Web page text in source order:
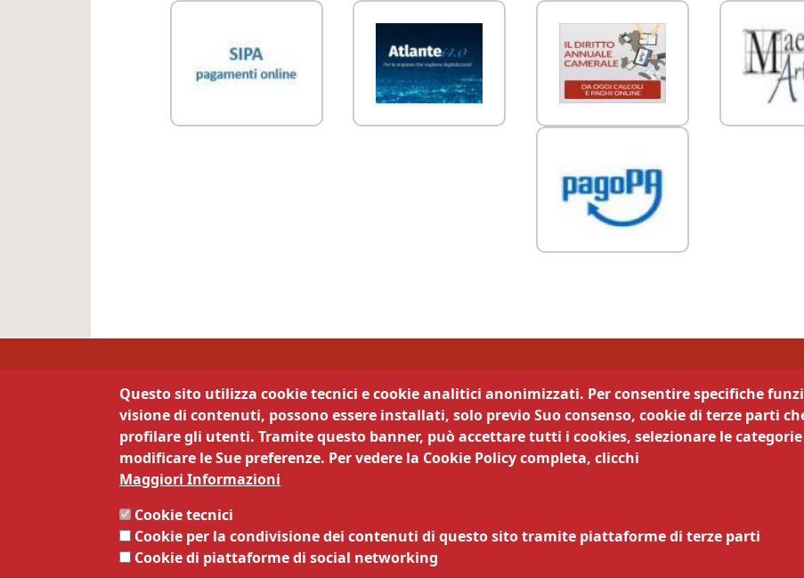
Link Utili
Camera di Commercio di Trento
Contatti
Via Calepina 13 - 38122 Trento
Mail: info@tn.camcom.it
Pec: cciaa@tn.legalmail.camcom.it
Codice fiscale e Partita Iva:
La camera trasparente
Servizi online
Responsabile della pubblicazione
Responsabile della protezione dei
Segui la nostra pagina:
Questo sito utilizza cookie tecnici e cookie analitici anonimizzati. Per consentire specifiche
visione di contenuti, possono essere installati, solo previo Suo consenso, cookie di terze parti
profilare gli utenti. Tramite questo banner, può accettare tutti i cookies, selezionare le
modificare le Sue preferenze. Per vedere la Cookie Policy completa, clicchi
Maggiori Informazioni
Cookie tecnici
Cookie per la condivisione dei contenuti di questo sito tramite piattaforme di terze parti
Cookie di piattaforme di social networking